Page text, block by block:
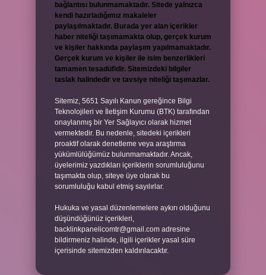
bağlantısı bulunmamaktadır. Sitede yalnızca
kendi hazırladığımız makaleler
paylaşılmaktadır. Burada yer alan içerikler
haber niteliği taşımamakta olup, gerçek kurum
ve kişiler hakkında paylaşım yapılmamaktadır.
Gerçek kurum ve kişiler ile isim benzerlikleri
tamamen tesadüfidir. Sitemizdeki bilgiler
taslak halindedir ve tavsiye niteliği taşımazlar.
Sitemiz, 5651 Sayılı Kanun gereğince Bilgi
Teknolojileri ve İletişim Kurumu (BTK) tarafından
onaylanmış bir Yer Sağlayıcı olarak hizmet
vermektedir. Bu nedenle, sitedeki içerikleri
proaktif olarak denetleme veya araştırma
yükümlülüğümüz bulunmamaktadır. Ancak,
üyelerimiz yazdıkları içeriklerin sorumluluğunu
taşımakta olup, siteye üye olarak bu
sorumluluğu kabul etmiş sayılırlar.
Hukuka ve yasal düzenlemelere aykırı olduğunu
düşündüğünüz içerikleri,
backlinkpanelicomtr@gmail.com adresine
bildirmeniz halinde, ilgili içerikler yasal süre
içerisinde sitemizden kaldırılacaktır.